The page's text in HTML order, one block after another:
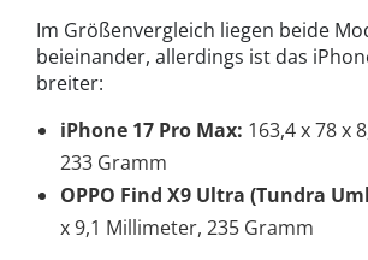
Im Größenvergleich liegen beide
beieinander, allerdings ist das
breiter:
iPhone 17 Pro Max: 163,4 x 78 x
233 Gramm
OPPO Find X9 Ultra (Tundra
x 9,1 Millimeter, 235 Gramm